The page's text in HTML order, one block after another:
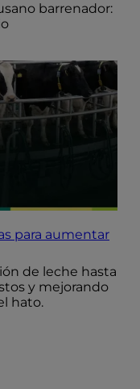
barrenador:
para aumentar
de leche hasta
y mejorando
hato.